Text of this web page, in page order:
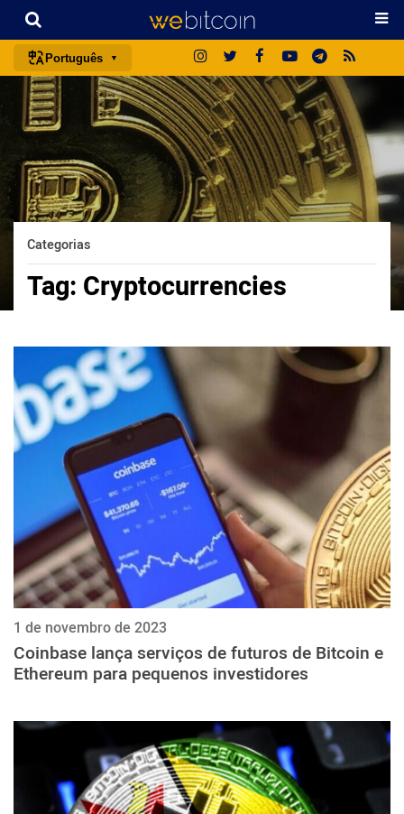
Português
português (BR)
english
español
français
italiano
日本語
中文
한국어
العربية
ไทย
ქართული
polski
vietnamese
Categorias
Tag: Cryptocurrencies
1 de novembro de 2023
Coinbase lança serviços de futuros de Bitcoin e
Ethereum para pequenos investidores